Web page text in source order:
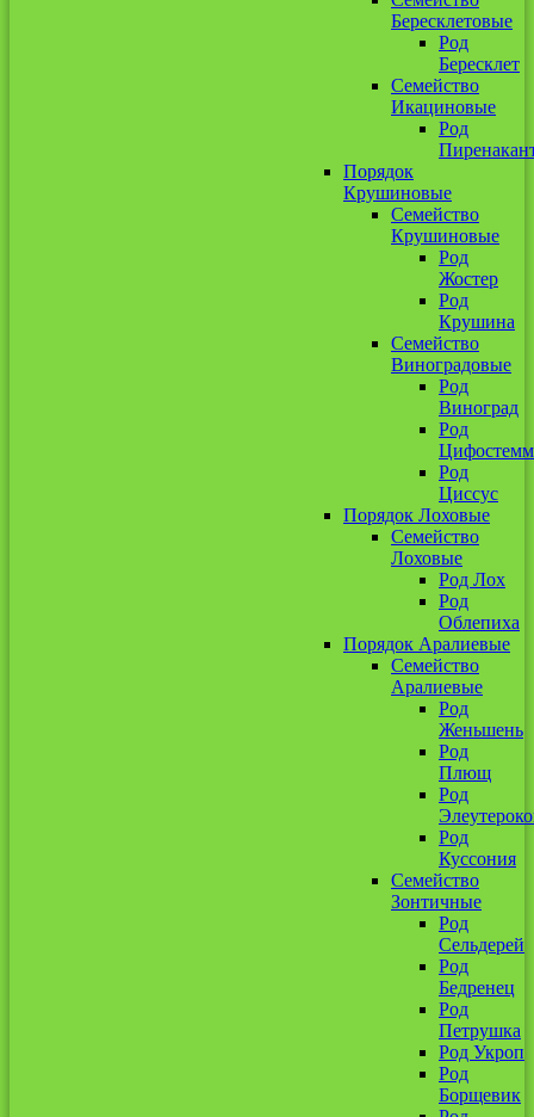
Бересклетовые
Род
Бересклет
Семейство
Икациновые
Род
Порядок
Крушиновые
Семейство
Крушиновые
Род
Жостер
Род
Крушина
Семейство
Виноградовые
Род
Виноград
Род
Род
Циссус
Порядок Лоховые
Семейство
Лоховые
Род Лох
Род
Облепиха
Порядок Аралиевые
Семейство
Аралиевые
Род
Женьшень
Род
Плющ
Род
Род
Куссония
Семейство
Зонтичные
Род
Сельдерей
Род
Бедренец
Род
Петрушка
Род Укроп
Род
Борщевик